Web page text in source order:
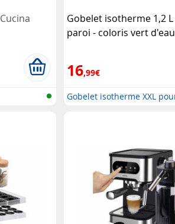
Cucina
Gobelet isotherme 1,2
paroi - coloris vert d'eau
16,99€
Gobelet isotherme XXL